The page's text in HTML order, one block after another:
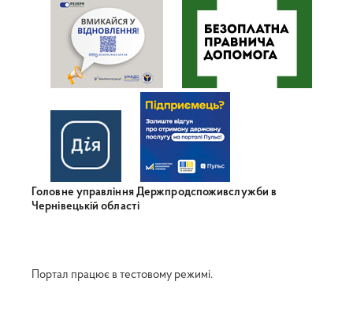
Головне управління Держпродспоживслужби в
Чернівецькій області
Портал працює в тестовому режимі.